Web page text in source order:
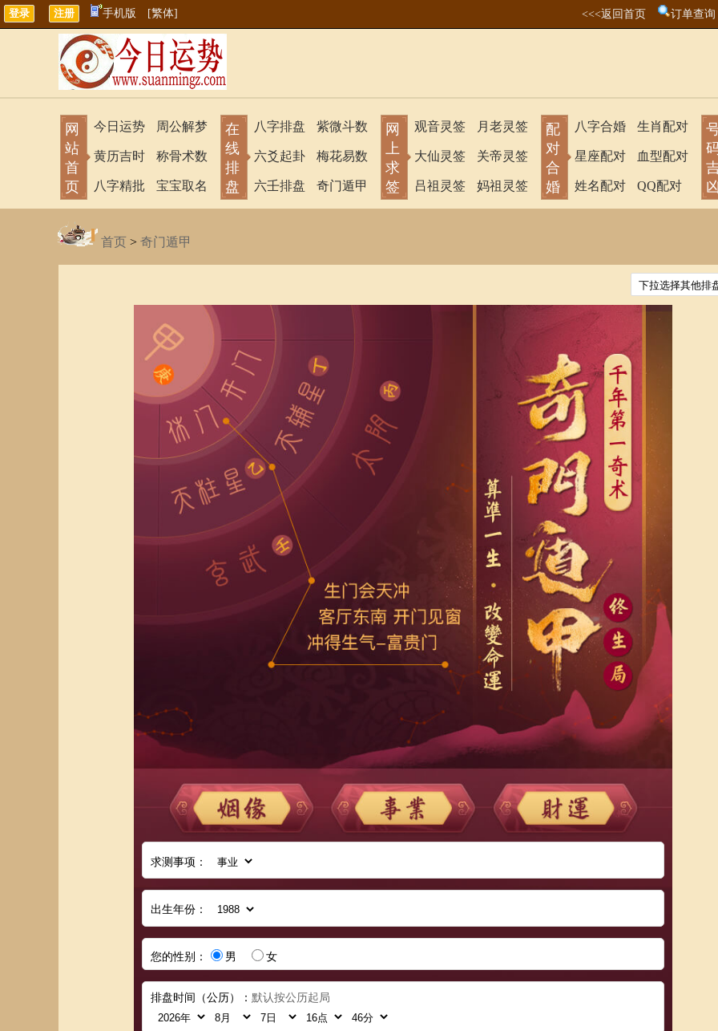
手机版 [繁体] <<<返回首页 订单查询
网
站
首
页
今日运势
黄历吉时
八字精批
周公解梦
称骨术数
宝宝取名
在
线
排
盘
八字排盘
六爻起卦
六壬排盘
紫微斗数
梅花易数
奇门遁甲
网
上
求
签
观音灵签
大仙灵签
吕祖灵签
月老灵签
关帝灵签
妈祖灵签
配
对
合
婚
八字合婚
星座配对
姓名配对
生肖配对
血型配对
QQ配对
凶
首页 > 奇门遁甲
求测事项：
出生年份：
您的性别： 男 女
排盘时间（公历）： 默认按公历起局